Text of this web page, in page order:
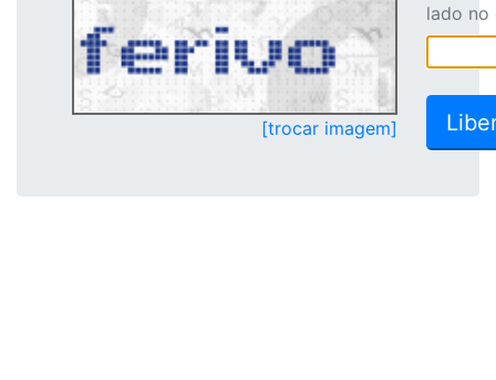
[trocar imagem]
lado no